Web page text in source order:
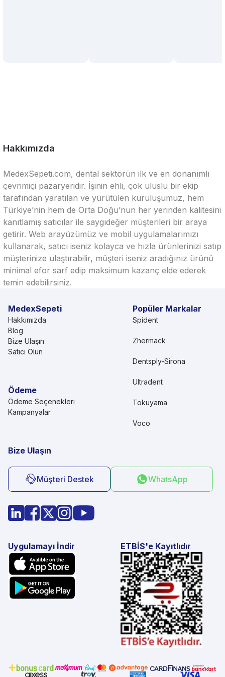
Hakkımızda
MedexSepeti.com, dental sektörün ilk ve en donanımlı
çevrimiçi pazaryeridir. İşinin ehli, çok uluslu bir ekip
tarafından yaratılan ve yürütülen kuruluşumuz, hem
Türkiye’nin hem de Orta Doğu’nun her yerinden kalitesini
kanıtlamış satıcılar ile saygıdeğer müşterileri bir araya
getirir. Web arayüzümüz ve mobil uygulamalarımızı
kullanarak, satıcı iseniz kolayca ve hızla ürünlerinizi satıp
müşterinize ulaştırabilir, müşteri iseniz aradığınız ürünü
minimal efor sarf edip maksimum kazanç elde ederek
temin edebilirsiniz.
MedexSepeti
Hakkımızda
Blog
Bize Ulaşın
Satıcı Olun
Ödeme
Ödeme Seçenekleri
Kampanyalar
Popüler Markalar
Spident
Zhermack
Dentsply-Sirona
Ultradent
Tokuyama
Voco
Bize Ulaşın
Müşteri Destek WhatsApp
Uygulamayı İndir ETBİS'e Kayıtlıdır